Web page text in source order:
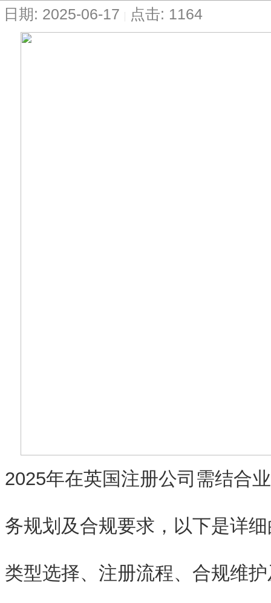
日期: 2025-06-17 点击: 1164
2025年在英国注册公司需结合
务规划及合规要求 ，以下是详
类型选择、注册流程、合规维